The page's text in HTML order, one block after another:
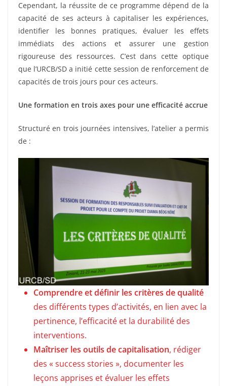
Cependant, la réussite de ce programme dépend de la
capacité de ses acteurs à capitaliser les expériences,
identifier les bonnes pratiques, évaluer les effets
immédiats des actions et assurer une gestion
rigoureuse des ressources. C’est dans cette optique
que l’URCB/SD a initié cette session de renforcement de
capacités de trois jours pour ces acteurs.
Une formation en trois axes pour une efficacité accrue
Structuré en trois journées intensives, l’atelier a permis
de :
Comprendre et définir les critères de qualité
des différents types d’activités, en lien avec la
pertinence, l’efficacité et la durabilité des
interventions.
Maîtriser les outils de capitalisation, rédiger
des « success stories », documenter les
leçons apprises et évaluer les effets